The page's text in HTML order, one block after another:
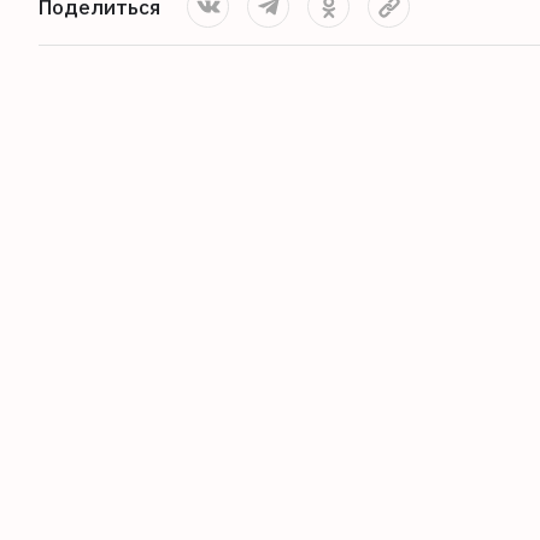
Поделиться